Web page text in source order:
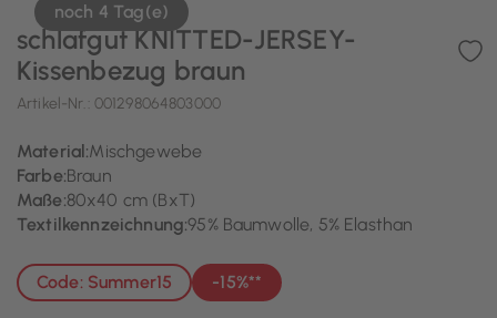
noch 4 Tag(e)
schlafgut KNITTED-JERSEY-
Kissenbezug braun
Artikel-Nr.: 001298064803000
Material:Mischgewebe
Farbe:Braun
Maße:80x40 cm (BxT)
Textilkennzeichnung:95% Baumwolle, 5% Elasthan
Code: Summer15 -15%**